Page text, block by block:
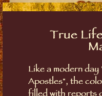
True
Like a modern
Apostles", the